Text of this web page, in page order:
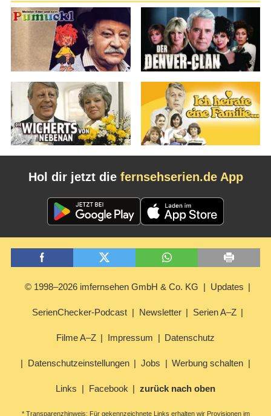
Hol dir jetzt die fernsehserien.de App
© 1998–2026 imfernsehen GmbH & Co. KG Updates
SerienChecker-Podcast Newsletter Serien A–Z
Filme A–Z Impressum Datenschutz
Datenschutzeinstellungen Jobs Werbung schalten
Links Facebook zurück nach oben
* Transparenzhinweis: Für gekennzeichnete Links erhalten wir Provisionen im